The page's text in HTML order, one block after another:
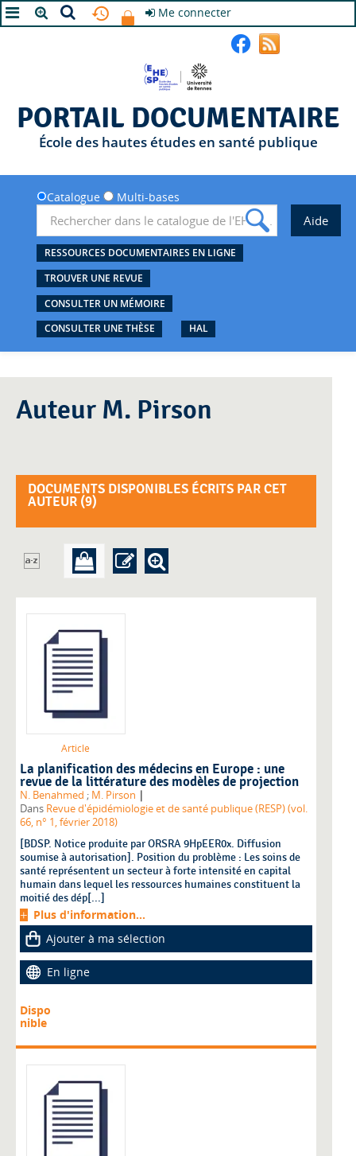
Me connecter
PORTAIL DOCUMENTAIRE
École des hautes études en santé publique
Catalogue Multi-bases
RESSOURCES DOCUMENTAIRES EN LIGNE
TROUVER UNE REVUE
CONSULTER UN MÉMOIRE
CONSULTER UNE THÈSE
HAL
Auteur M. Pirson
DOCUMENTS DISPONIBLES ÉCRITS PAR CET
AUTEUR (9)
Article
La planification des médecins en Europe : une
revue de la littérature des modèles de projection
N. Benahmed ; M. Pirson |
Dans Revue d'épidémiologie et de santé publique (RESP) (vol.
66, n° 1, février 2018)
[BDSP. Notice produite par ORSRA 9HpEER0x. Diffusion
soumise à autorisation]. Position du problème : Les soins de
santé représentent un secteur à forte intensité en capital
humain dans lequel les ressources humaines constituent la
moitié des dép[...]
Plus d'information...
Ajouter à ma sélection
En ligne
Dispo
nible